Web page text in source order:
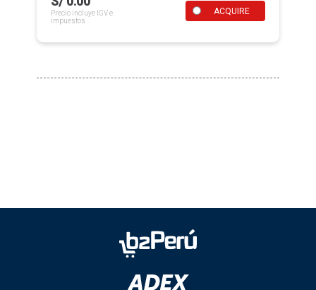
Precio incluye IGV e
impuestos
ACQUIRE